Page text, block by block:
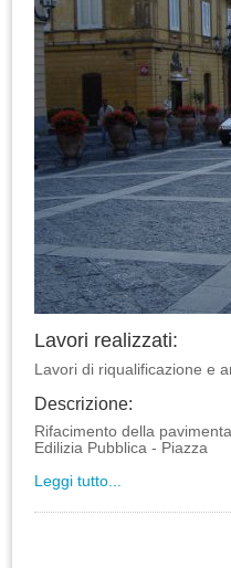
Lavori realizzati:
Lavori di riqualificazione e
Descrizione:
Rifacimento della
Edilizia Pubblica - Piazza
Leggi tutto...